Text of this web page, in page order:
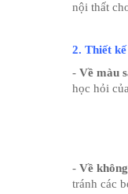
nội thất
2. Thiết
- Về màu
học hỏi
- Về
tránh các